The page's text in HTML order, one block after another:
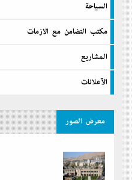
السیاحة
مكتب التضامن مع الازمات
المشاريع
الآعلانات
معرض الصور